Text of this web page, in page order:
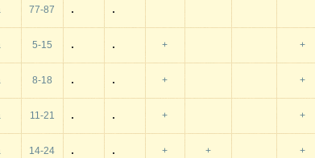
77-87
5-15 + +
8-18 + +
11-21 + +
14-24 + + +